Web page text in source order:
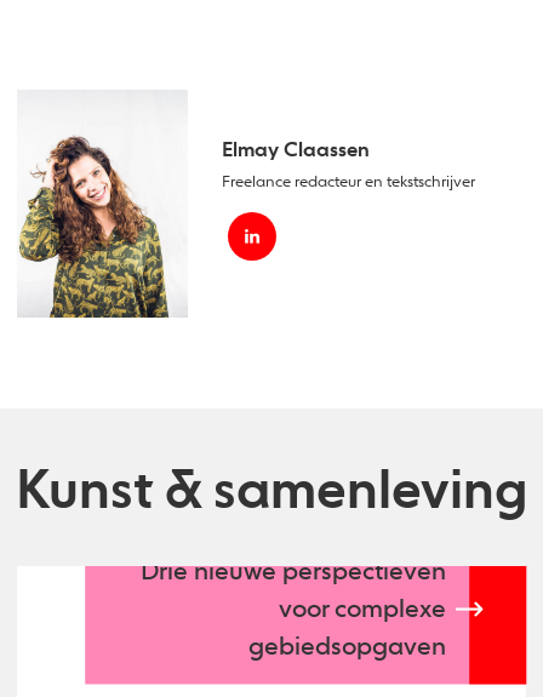
Elmay Claassen
Freelance redacteur en tekstschrijver
Kunst & samenleving
Drie nieuwe perspectieven
voor complexe
gebiedsopgaven